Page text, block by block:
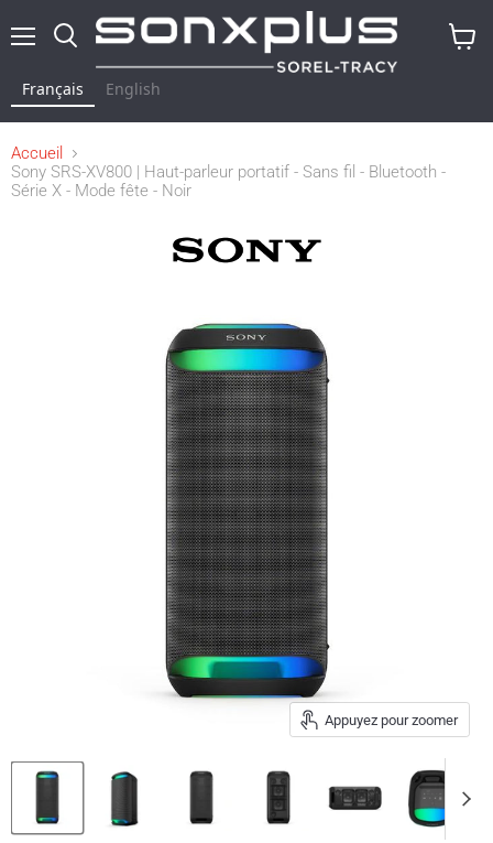
Français English
Accueil
Sony SRS-XV800 | Haut-parleur portatif - Sans fil - Bluetooth -
Série X - Mode fête - Noir
Appuyez pour zoomer